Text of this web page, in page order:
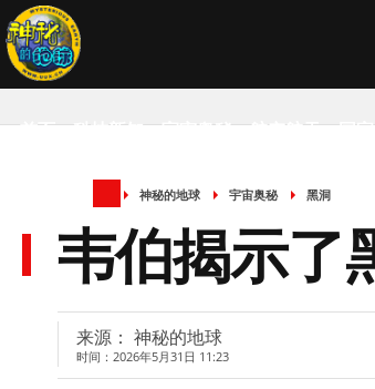
首页 科技新知 宇宙奥秘 航空航天 国
神秘的地球 宇宙奥秘 黑洞
韦伯揭示了
来源： 神秘的地球
时间：2026年5月31日 11:23